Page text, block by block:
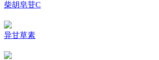
柴胡皂苷C
异甘草素